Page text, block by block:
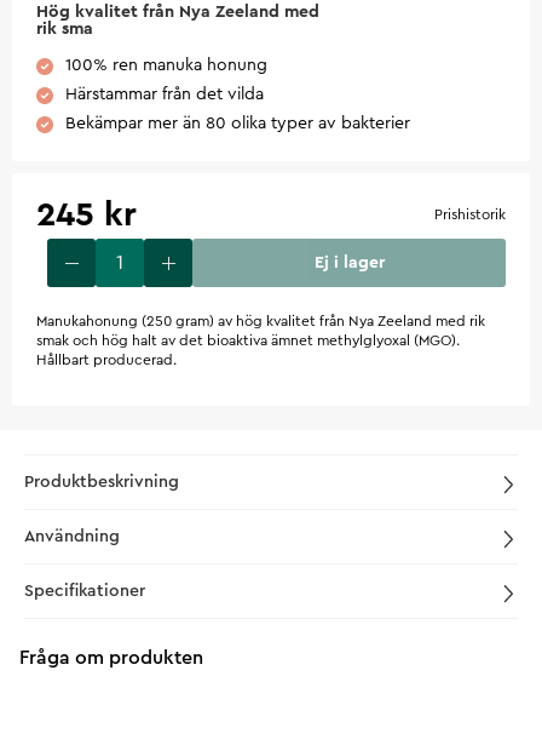
Hög kvalitet från Nya Zeeland med
rik sma
100% ren manuka honung
Härstammar från det vilda
Bekämpar mer än 80 olika typer av bakterier
245 kr Prishistorik
Ej i lager
Manukahonung (250 gram) av hög kvalitet från Nya Zeeland med rik
smak och hög halt av det bioaktiva ämnet methylglyoxal (MGO).
Hållbart producerad.
Produktbeskrivning
Användning
Specifikationer
Fråga om produkten